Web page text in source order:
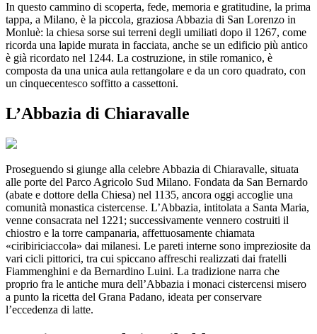
In questo cammino di scoperta, fede, memoria e gratitudine, la prima
tappa, a Milano, è la piccola, graziosa Abbazia di San Lorenzo in
Monluè: la chiesa sorse sui terreni degli umiliati dopo il 1267, come
ricorda una lapide murata in facciata, anche se un edificio più antico
è già ricordato nel 1244. La costruzione, in stile romanico, è
composta da una unica aula rettangolare e da un coro quadrato, con
un cinquecentesco soffitto a cassettoni.
L’Abbazia di Chiaravalle
Proseguendo si giunge alla celebre Abbazia di Chiaravalle, situata
alle porte del Parco Agricolo Sud Milano. Fondata da San Bernardo
(abate e dottore della Chiesa) nel 1135, ancora oggi accoglie una
comunità monastica cistercense. L’Abbazia, intitolata a Santa Maria,
venne consacrata nel 1221; successivamente vennero costruiti il
chiostro e la torre campanaria, affettuosamente chiamata
«ciribiriciaccola» dai milanesi. Le pareti interne sono impreziosite da
vari cicli pittorici, tra cui spiccano affreschi realizzati dai fratelli
Fiammenghini e da Bernardino Luini. La tradizione narra che
proprio fra le antiche mura dell’Abbazia i monaci cistercensi misero
a punto la ricetta del Grana Padano, ideata per conservare
l’eccedenza di latte.